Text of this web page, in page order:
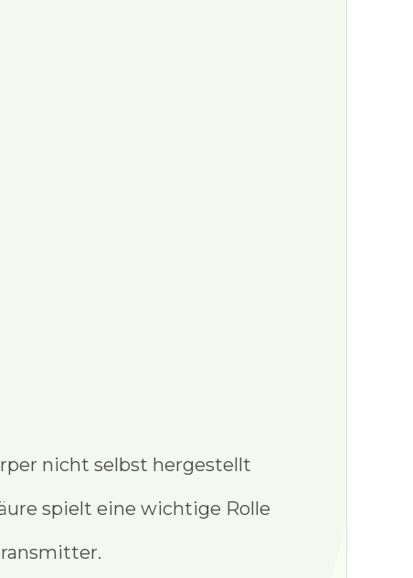
nicht selbst hergestellt
spielt eine wichtige Rolle